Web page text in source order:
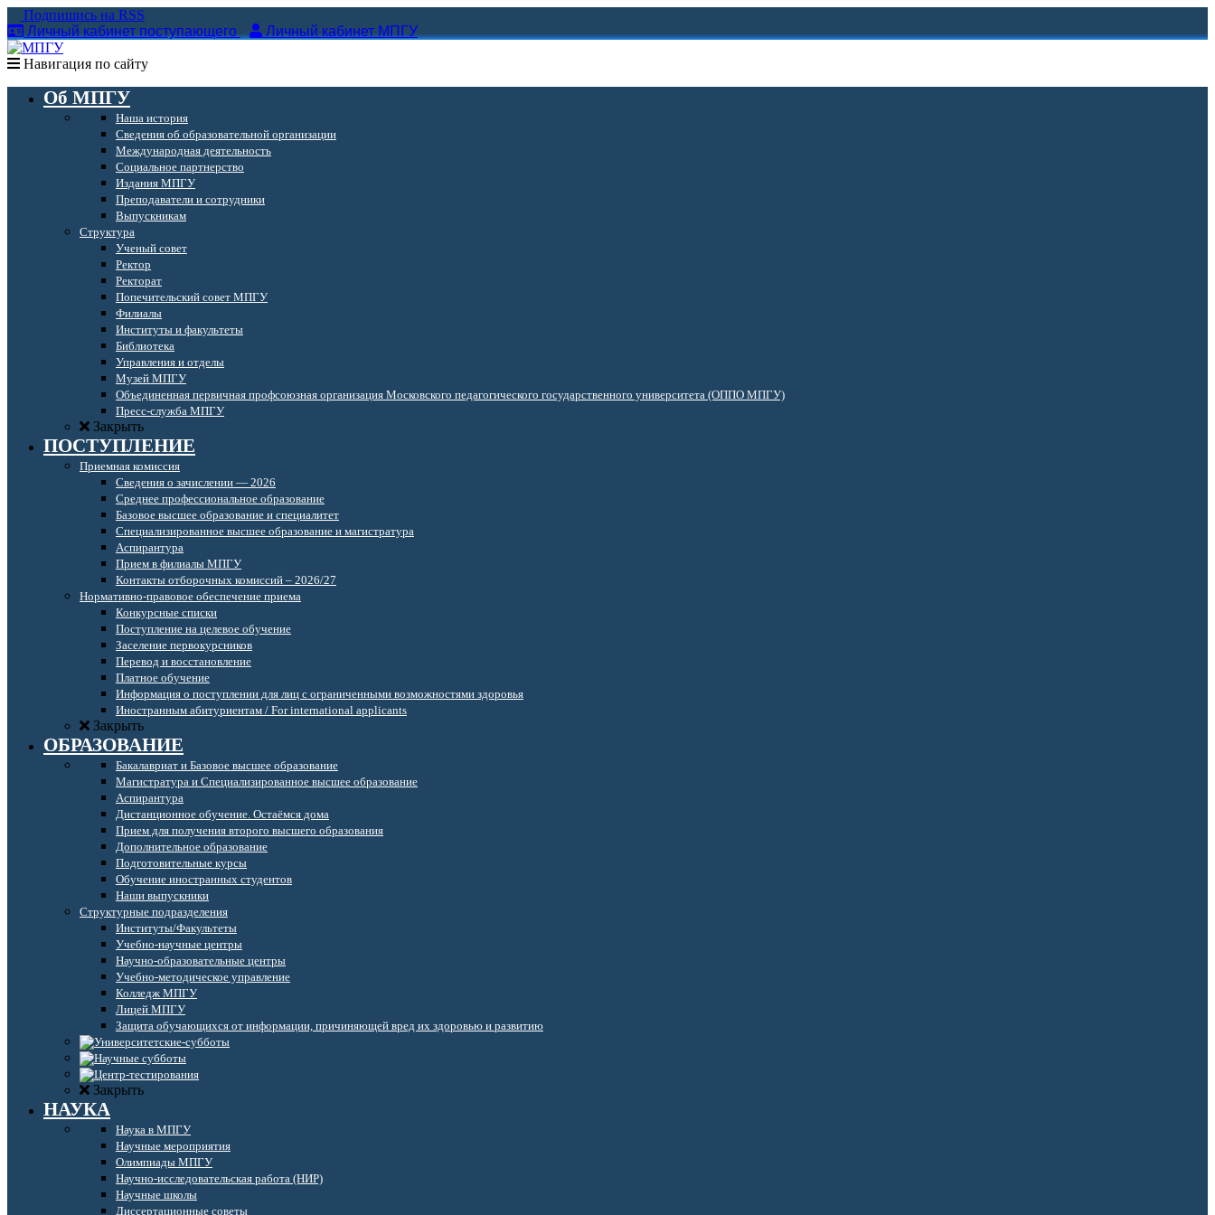
Подпишись на RSS
Личный кабинет поступающего
Личный кабинет МПГУ
Навигация по сайту
Об МПГУ
Наша история
Сведения об образовательной организации
Международная деятельность
Социальное партнерство
Издания МПГУ
Преподаватели и сотрудники
Выпускникам
Структура
Ученый совет
Ректор
Ректорат
Попечительский совет МПГУ
Филиалы
Институты и факультеты
Библиотека
Управления и отделы
Музей МПГУ
Объединенная первичная профсоюзная организация Московского педагогического государственного университета (ОППО МПГУ)
Пресс-служба МПГУ
Закрыть
ПОСТУПЛЕНИЕ
Приемная комиссия
Сведения о зачислении — 2026
Среднее профессиональное образование
Базовое высшее образование и специалитет
Специализированное высшее образование и магистратура
Аспирантура
Прием в филиалы МПГУ
Контакты отборочных комиссий – 2026/27
Нормативно-правовое обеспечение приема
Конкурсные списки
Поступление на целевое обучение
Заселение первокурсников
Перевод и восстановление
Платное обучение
Информация о поступлении для лиц с ограниченными возможностями здоровья
Иностранным абитуриентам / For international applicants
Закрыть
ОБРАЗОВАНИЕ
Бакалавриат и Базовое высшее образование
Магистратура и Специализированное высшее образование
Аспирантура
Дистанционное обучение. Остаёмся дома
Прием для получения второго высшего образования
Дополнительное образование
Подготовительные курсы
Обучение иностранных студентов
Наши выпускники
Структурные подразделения
Институты/Факультеты
Учебно-научные центры
Научно-образовательные центры
Учебно-методическое управление
Колледж МПГУ
Лицей МПГУ
Защита обучающихся от информации, причиняющей вред их здоровью и развитию
Закрыть
НАУКА
Наука в МПГУ
Научные мероприятия
Олимпиады МПГУ
Научно-исследовательская работа (НИР)
Научные школы
Диссертационные советы